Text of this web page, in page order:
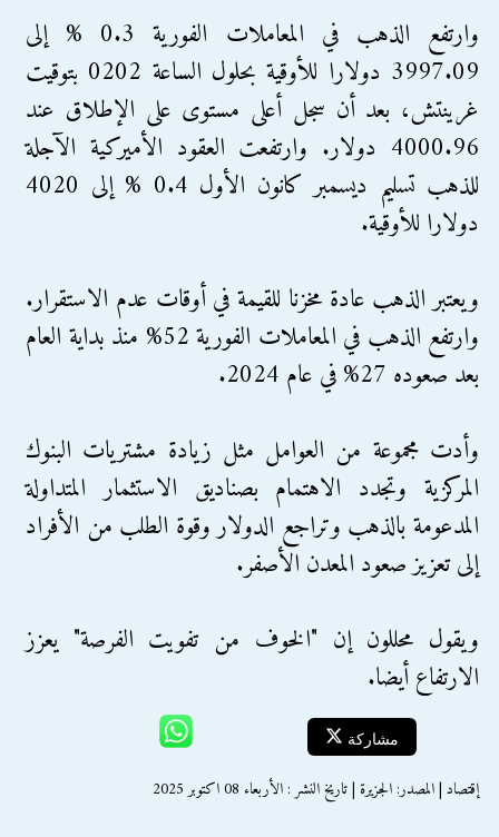
وارتفع الذهب في المعاملات الفورية 0.3 % إلى
3997.09 دولارا للأوقية بحلول الساعة 0202 بتوقيت
غرينتش، بعد أن سجل أعلى مستوى على الإطلاق عند
4000.96 دولار. وارتفعت العقود الأميركية الآجلة
للذهب تسليم ديسمبر كانون الأول 0.4 % إلى 4020
دولارا للأوقية.
ويعتبر الذهب عادة مخزنا للقيمة في أوقات عدم الاستقرار.
وارتفع الذهب في المعاملات الفورية 52% منذ بداية العام
بعد صعوده 27% في عام 2024.
وأدت مجموعة من العوامل مثل زيادة مشتريات البنوك
المركزية وتجدد الاهتمام بصناديق الاستثمار المتداولة
المدعومة بالذهب وتراجع الدولار وقوة الطلب من الأفراد
إلى تعزيز صعود المعدن الأصفر.
ويقول محللون إن "الخوف من تفويت الفرصة" يعزز
الارتفاع أيضا.
مشاركة
إقتصاد | المصدر: الجزيرة | تاريخ النشر : الأربعاء 08 اكتوبر 2025